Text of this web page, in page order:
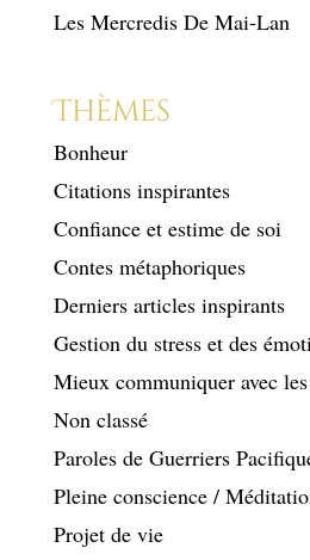
Les Mercredis De Mai-Lan
Thèmes
Bonheur
Citations inspirantes
Confiance et estime de soi
Contes métaphoriques
Derniers articles inspirants
Gestion du stress et des
Mieux communiquer avec
Non classé
Paroles de Guerriers
Pleine conscience /
Projet de vie